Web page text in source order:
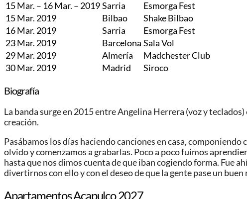
15 Mar. – 16 Mar. – 2019Sarria
Esmorga Fest
15 Mar. 2019
Bilbao
Shake Bilbao
16 Mar. 2019
Sarria
Esmorga Fest
23 Mar. 2019
Barcelona Sala Vol
29 Mar. 2019
Almería
Madchester Club
30 Mar. 2019
Madrid Siroco
Biografía
La banda surge en 2015 entre Angelina Herrera (voz y
creación.
Pasábamos los días haciendo canciones en casa,
olvido y comenzamos a grabarlas. Poco a poco fuimos
hasta que nos dimos cuenta de que iban cogiendo forma. Fue
divertirnos con ello y con el deseo de que la gente pase un
Apartamentos Acapulco 2027